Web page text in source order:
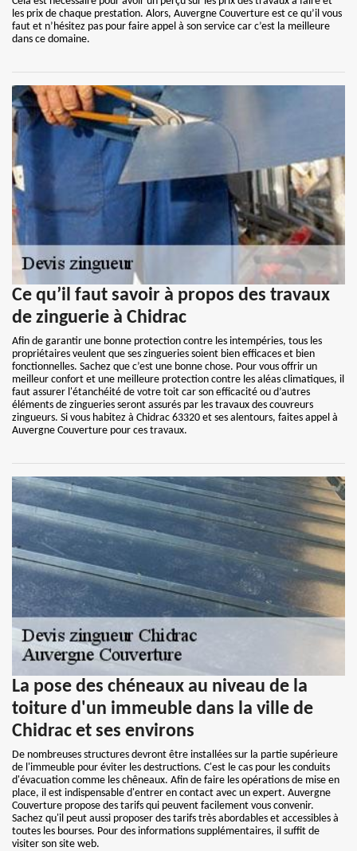
les prix de chaque prestation. Alors, Auvergne Couverture est ce qu’il vous
faut et n’hésitez pas pour faire appel à son service car c’est la meilleure
dans ce domaine.
Ce qu’il faut savoir à propos des travaux
de zinguerie à Chidrac
Afin de garantir une bonne protection contre les intempéries, tous les
propriétaires veulent que ses zingueries soient bien efficaces et bien
fonctionnelles. Sachez que c’est une bonne chose. Pour vous offrir un
meilleur confort et une meilleure protection contre les aléas climatiques, il
faut assurer l'étanchéité de votre toit car son efficacité ou d’autres
éléments de zingueries seront assurés par les travaux des couvreurs
zingueurs. Si vous habitez à Chidrac 63320 et ses alentours, faites appel à
Auvergne Couverture pour ces travaux.
La pose des chéneaux au niveau de la
toiture d'un immeuble dans la ville de
Chidrac et ses environs
De nombreuses structures devront être installées sur la partie supérieure
de l'immeuble pour éviter les destructions. C'est le cas pour les conduits
d'évacuation comme les chêneaux. Afin de faire les opérations de mise en
place, il est indispensable d'entrer en contact avec un expert. Auvergne
Couverture propose des tarifs qui peuvent facilement vous convenir.
Sachez qu'il peut aussi proposer des tarifs très abordables et accessibles à
toutes les bourses. Pour des informations supplémentaires, il suffit de
visiter son site web.